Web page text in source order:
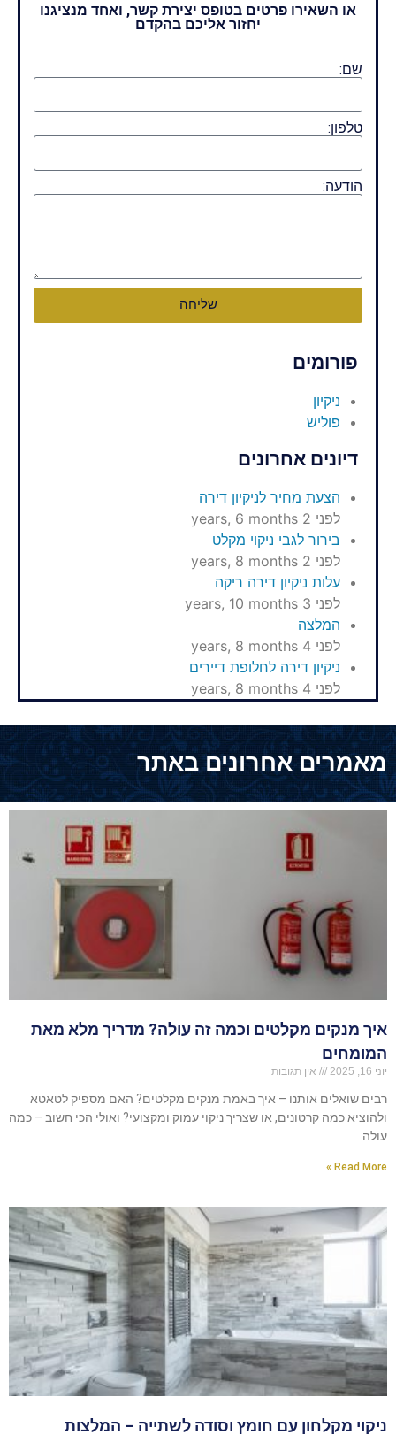
או השאירו פרטים בטופס יצירת קשר, ואחד מנציגנו
יחזור אליכם בהקדם
שם:
טלפון:
הודעה:
שליחה
פורומים
ניקיון
פוליש
דיונים אחרונים
הצעת מחיר לניקיון דירה
לפני 2 years, 6 months
בירור לגבי ניקוי מקלט
לפני 2 years, 8 months
עלות ניקיון דירה ריקה
לפני 3 years, 10 months
המלצה
לפני 4 years, 8 months
ניקיון דירה לחלופת דיירים
לפני 4 years, 8 months
מאמרים אחרונים באתר
איך מנקים מקלטים וכמה זה עולה? מדריך מלא מאת
המומחים
יוני 16, 2025 אין תגובות
רבים שואלים אותנו – איך באמת מנקים מקלטים? האם מספיק לטאטא
ולהוציא כמה קרטונים, או שצריך ניקוי עמוק ומקצועי? ואולי הכי חשוב – כמה
עולה
Read More »
ניקוי מקלחון עם חומץ וסודה לשתייה – המלצות